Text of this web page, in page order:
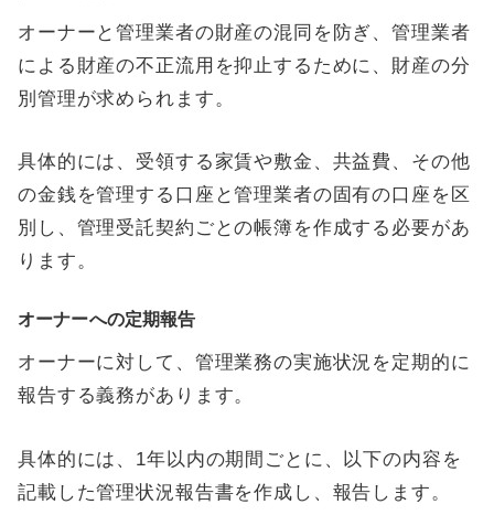
オーナーと管理業者の財産の混同を防ぎ、管理業者
による財産の不正流用を抑止するために、財産の分
別管理が求められます。
具体的には、受領する家賃や敷金、共益費、その他
の金銭を管理する口座と管理業者の固有の口座を区
別し、管理受託契約ごとの帳簿を作成する必要があ
ります。
オーナーへの定期報告
オーナーに対して、管理業務の実施状況を定期的に
報告する義務があります。
具体的には、1年以内の期間ごとに、以下の内容を
記載した管理状況報告書を作成し、報告します。